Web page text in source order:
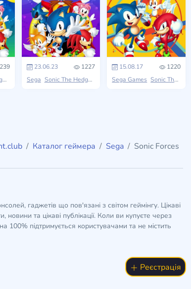
23.06.23
1227
Sega Sonic The Hedgehog
15.08.17
1220
Sega Games Sonic The Hedgehog
Каталог геймера Sega Sonic Forces
гаджетів що пов'язані з світом геймінгу. Цікаві
та цікаві публікації. Коли ви купуєте через
підтримується користувачами та не містить
Реєстрація